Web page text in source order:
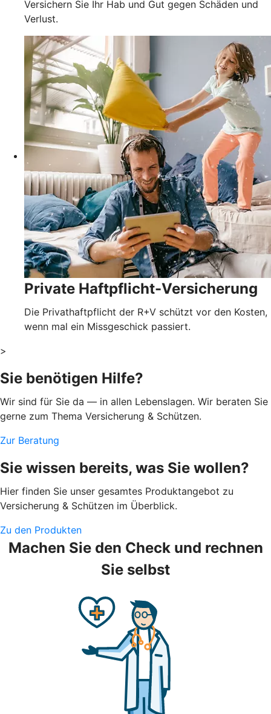
Versichern Sie Ihr Hab und Gut gegen Schäden und
Verlust.
Private Haftpflicht-Versicherung
Die Privathaftpflicht der R+V schützt vor den Kosten,
wenn mal ein Missgeschick passiert.
>
Sie benötigen Hilfe?
Wir sind für Sie da — in allen Lebenslagen. Wir beraten Sie
gerne zum Thema Versicherung & Schützen.
Zur Beratung
Sie wissen bereits, was Sie wollen?
Hier finden Sie unser gesamtes Produktangebot zu
Versicherung & Schützen im Überblick.
Zu den Produkten
Machen Sie den Check und rechnen
Sie selbst